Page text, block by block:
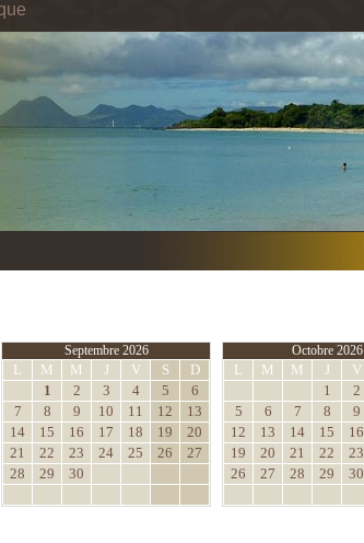
Septembre 2026
L M M J V S
D
1
2 3 4 5
6
7
8 9 10 11 12
13
14
15 16 17 18 19
20
21
22 23 24 25 26
27
28
29 30
Octobre 2026
L M M J V
1
2
5
6 7 8 9
12
13 14 15 16
19
20 21 22 23
26
27 28 29 30